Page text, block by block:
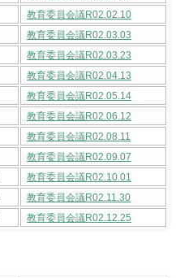
教育委員会議R02.02.10
教育委員会議R02.03.03
教育委員会議R02.03.23
教育委員会議R02.04.13
教育委員会議R02.05.14
教育委員会議R02.06.12
教育委員会議R02.08.11
教育委員会議R02.09.07
教育委員会議R02.10.01
教育委員会議R02.11.30
教育委員会議R02.12.25